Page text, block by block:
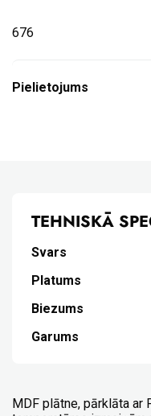
676
Pielietojums
TEHNISKĀ
Svars
Platums
Biezums
Garums
MDF plātne, pārklāta ar